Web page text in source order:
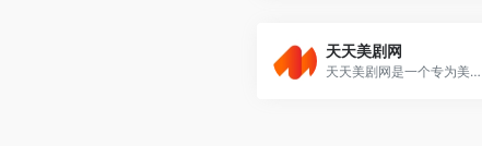
天天美剧网
天天美剧网是一个专为美剧爱好者提供服务的平台